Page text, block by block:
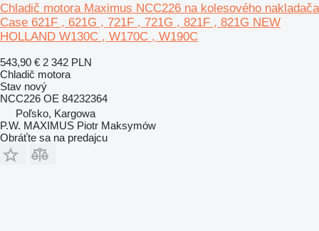
Chladič motora Maximus NCC226 na kolesového nakladača
Case 621F , 621G , 721F , 721G , 821F , 821G NEW
HOLLAND W130C , W170C , W190C
543,90 € 2 342 PLN
Chladič motora
Stav nový
NCC226 OE 84232364
Poľsko, Kargowa
P.W. MAXIMUS Piotr Maksymów
Obráťte sa na predajcu